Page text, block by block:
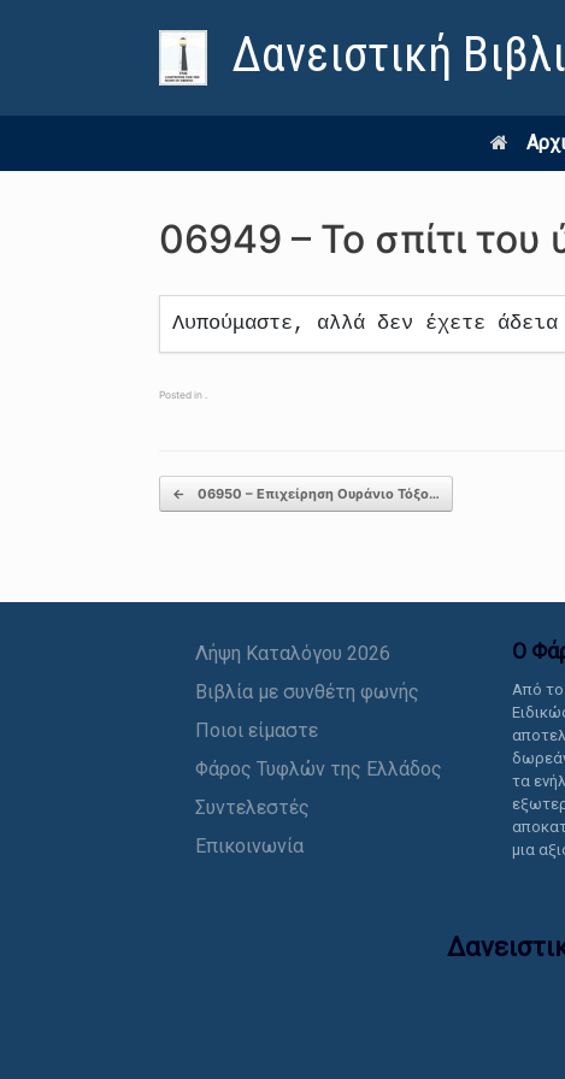
Δανειστική
06949 – Το σπίτι του
Λυπούμαστε, αλλά δεν έχετε
Posted in .
Post navigation
← 06950 – Επιχείρηση Ουράνιο Τόξο…
Λήψη Καταλόγου 2026
Βιβλία με συνθέτη φωνής
Ποιοι είμαστε
Φάρος Τυφλών της Ελλάδος
Συντελεστές
Επικοινωνία
Ο
Από το
τα
μια